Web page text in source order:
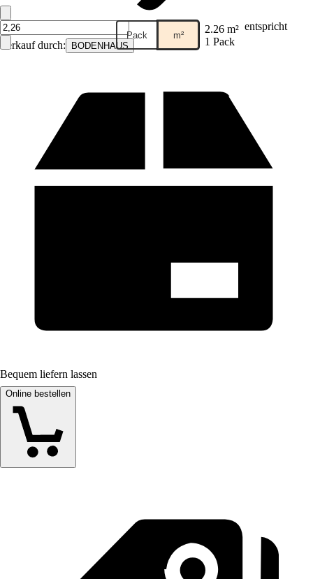
Verkauf durch: BODENHAUS
Pack m² 2.26 m² entspricht
1 Pack
Bequem liefern lassen
Online bestellen